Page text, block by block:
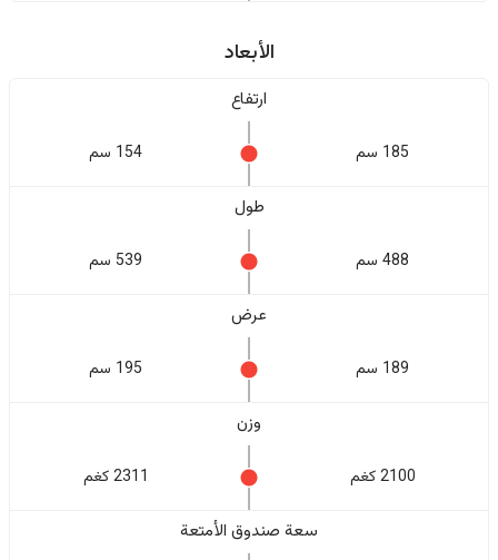
الأبعاد
ارتفاع
185 سم 154 سم
طول
488 سم 539 سم
عرض
189 سم 195 سم
وزن
2100 كغم 2311 كغم
سعة صندوق الأمتعة